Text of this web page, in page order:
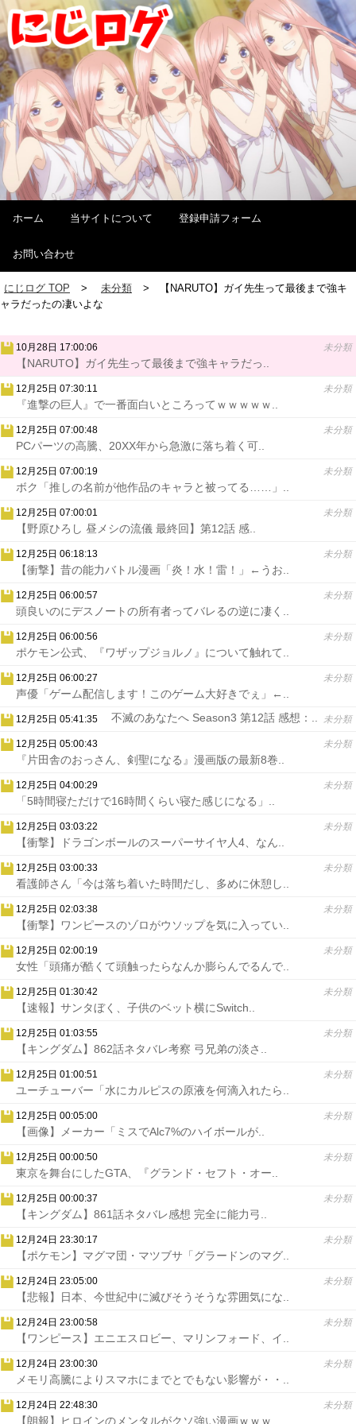
ホーム 当サイトについて 登録申請フォーム
お問い合わせ
にじログ TOP 未分類
【NARUTO】ガイ先生って最後まで強キ
ャラだったの凄いよな
10月28日 17:00:06 未分類
【NARUTO】ガイ先生って最後まで強キャラだっ..
12月25日 07:30:11 未分類
『進撃の巨人』で一番面白いところってｗｗｗｗｗ..
12月25日 07:00:48 未分類
PCパーツの高騰、20XX年から急激に落ち着く可..
12月25日 07:00:19 未分類
ボク「推しの名前が他作品のキャラと被ってる……」..
12月25日 07:00:01 未分類
【野原ひろし 昼メシの流儀 最終回】第12話 感..
12月25日 06:18:13 未分類
【衝撃】昔の能力バトル漫画「炎！水！雷！」←うお..
12月25日 06:00:57 未分類
頭良いのにデスノートの所有者ってバレるの逆に凄く..
12月25日 06:00:56 未分類
ポケモン公式、『ワザップジョルノ』について触れて..
12月25日 06:00:27 未分類
声優「ゲーム配信します！このゲーム大好きでぇ」←..
12月25日 05:41:35 未分類
不滅のあなたへ Season3 第12話 感想：..
12月25日 05:00:43 未分類
『片田舎のおっさん、剣聖になる』漫画版の最新8巻..
12月25日 04:00:29 未分類
「5時間寝ただけで16時間くらい寝た感じになる」..
12月25日 03:03:22 未分類
【衝撃】ドラゴンボールのスーパーサイヤ人4、なん..
12月25日 03:00:33 未分類
看護師さん「今は落ち着いた時間だし、多めに休憩し..
12月25日 02:03:38 未分類
【衝撃】ワンピースのゾロがウソップを気に入ってい..
12月25日 02:00:19 未分類
女性「頭痛が酷くて頭触ったらなんか膨らんでるんで..
12月25日 01:30:42 未分類
【速報】サンタぼく、子供のベット横にSwitch..
12月25日 01:03:55 未分類
【キングダム】862話ネタバレ考察 弓兄弟の淡さ..
12月25日 01:00:51 未分類
ユーチューバー「水にカルピスの原液を何滴入れたら..
12月25日 00:05:00 未分類
【画像】メーカー「ミスでAlc7%のハイボールが..
12月25日 00:00:50 未分類
東京を舞台にしたGTA、『グランド・セフト・オー..
12月25日 00:00:37 未分類
【キングダム】861話ネタバレ感想 完全に能力弓..
12月24日 23:30:17 未分類
【ポケモン】マグマ団・マツブサ「グラードンのマグ..
12月24日 23:05:00 未分類
【悲報】日本、今世紀中に滅びそうそうな雰囲気にな..
12月24日 23:00:58 未分類
【ワンピース】エニエスロビー、マリンフォード、イ..
12月24日 23:00:30 未分類
メモリ高騰によりスマホにまでとでもない影響が・・..
12月24日 22:48:30 未分類
【朗報】ヒロインのメンタルがクソ強い漫画ｗｗｗ..